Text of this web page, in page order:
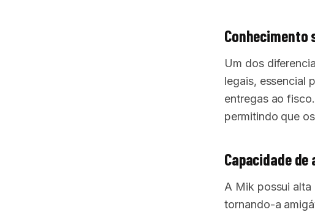
Conhecimento
Um dos
legais, essencial
entregas ao
permitindo que
Capacidade
A Mik possui alta
tornando-a